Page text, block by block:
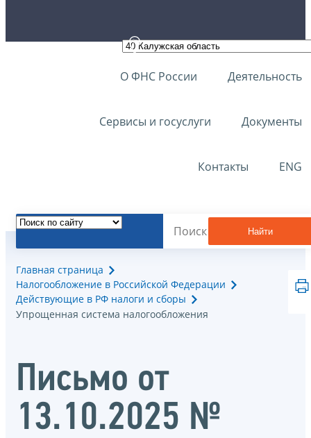
О ФНС России Деятельность
Сервисы и госуслуги Документы
Контакты ENG
Найти
Главная страница
Налогообложение в Российской Федерации
Действующие в РФ налоги и сборы
Упрощенная система налогообложения
Письмо от
13.10.2025 №